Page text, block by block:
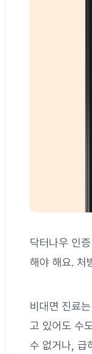
닥터나우 인
해야 해요. 처
비대면 진료
고 있어도 수
수 없거나, 급